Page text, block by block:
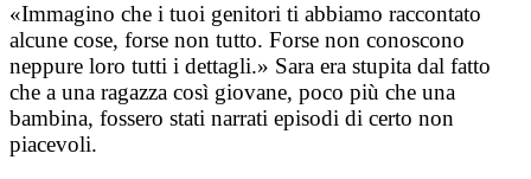
«Immagino che i tuoi genitori ti abbiamo raccontato
alcune cose, forse non tutto. Forse non conoscono
neppure loro tutti i dettagli.» Sara era stupita dal fatto
che a una ragazza così giovane, poco più che una
bambina, fossero stati narrati episodi di certo non
piacevoli.